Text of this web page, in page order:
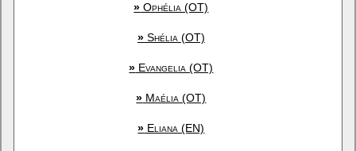
» Ophélia (OT)
»Shélia (OT)
» Evangelia (OT)
» Maélia (OT)
» Eliana (EN)